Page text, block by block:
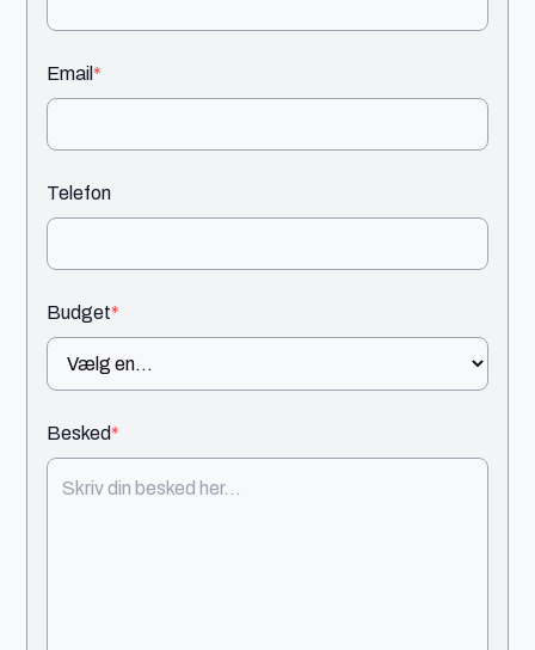
Email*
Telefon
Budget*
Besked*